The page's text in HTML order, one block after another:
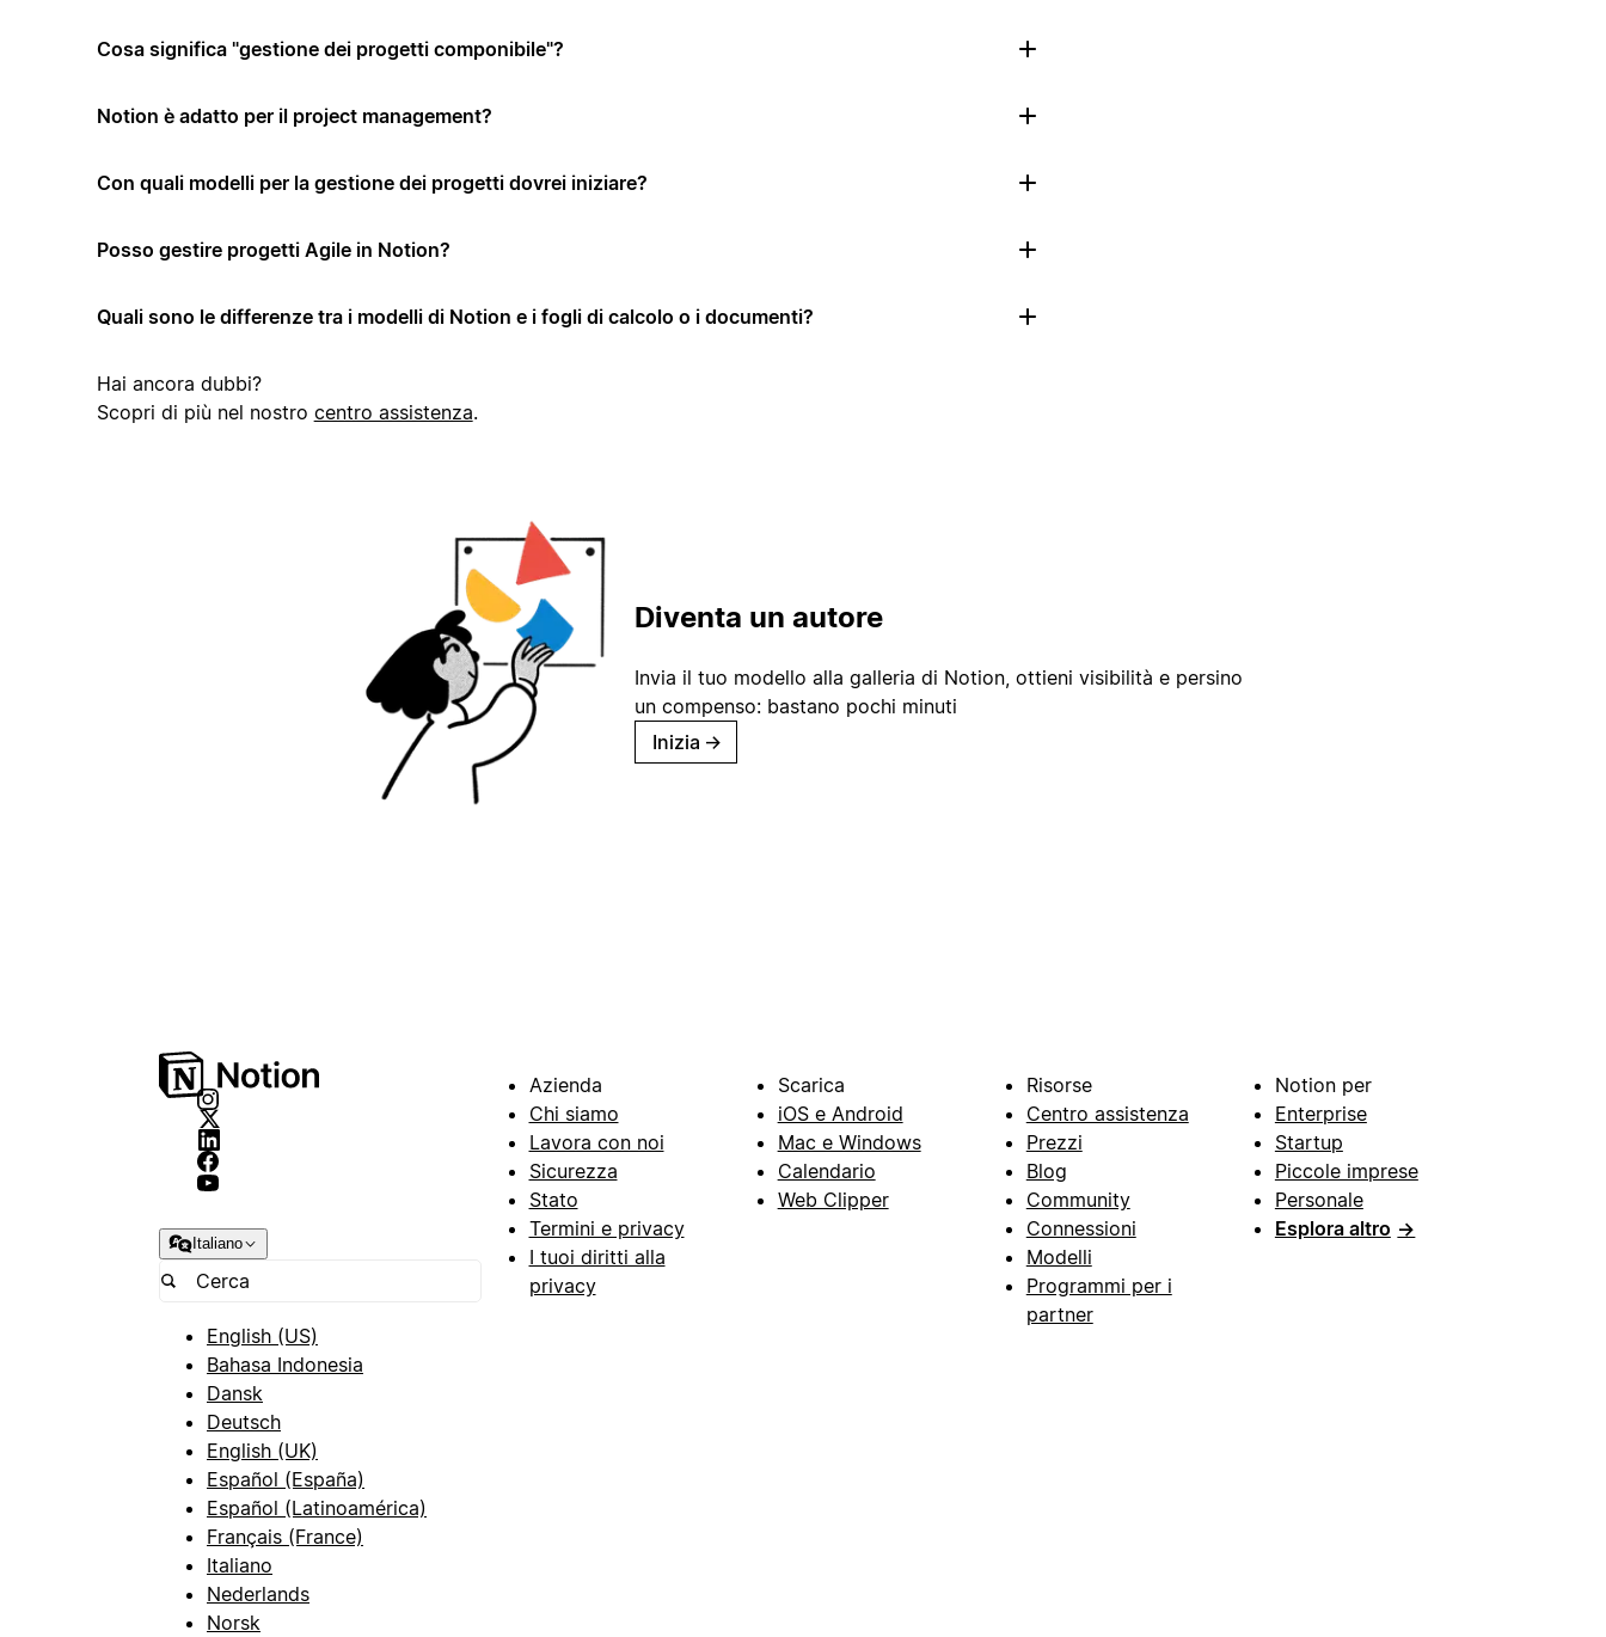
Cosa significa "gestione dei progetti componibile"?
Notion è adatto per il project management?
Con quali modelli per la gestione dei progetti dovrei iniziare?
Posso gestire progetti Agile in Notion?
Quali sono le differenze tra i modelli di Notion e i fogli di calcolo o i documenti?
Hai ancora dubbi?
Scopri di più nel nostro centro assistenza.
Diventa un autore
Invia il tuo modello alla galleria di Notion, ottieni visibilità e persino
un compenso: bastano pochi minuti
Inizia →
Italiano
English (US)
Bahasa Indonesia
Dansk
Deutsch
English (UK)
Español (España)
Español (Latinoamérica)
Français (France)
Italiano
Nederlands
Norsk
Azienda
Chi siamo
Lavora con noi
Sicurezza
Stato
Termini e privacy
I tuoi diritti alla
privacy
Scarica
iOS e Android
Mac e Windows
Calendario
Web Clipper
Risorse
Centro assistenza
Prezzi
Blog
Community
Connessioni
Modelli
Programmi per i
partner
Notion per
Enterprise
Startup
Piccole imprese
Personale
Esplora altro →